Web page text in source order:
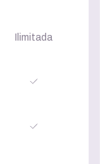
Ilimitada